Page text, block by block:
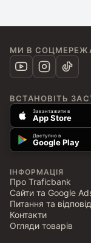
МИ В
ВСТАНОВІТЬ
Завантажити в
App Store
Доступно в
Google Play
ІНФОРМАЦІЯ
Про Traficbank
Сайти та Google
Питання та
Контакти
Огляди товарів